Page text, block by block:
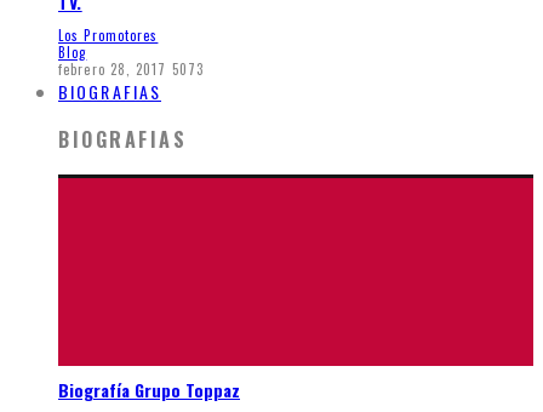
Los Promotores
Blog
febrero 28, 2017 5073
BIOGRAFIAS
BIOGRAFIAS
Biografía Grupo Toppaz